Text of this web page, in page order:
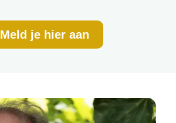
Meld je hier aan